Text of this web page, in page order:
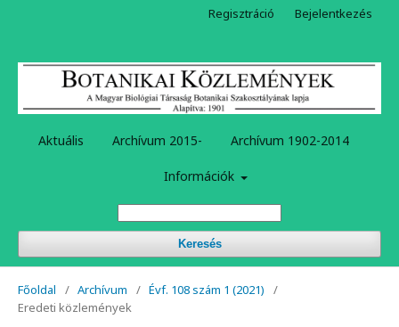
Aktuális Archívum 2015- Archívum 1902-2014
Információk
Keresés
Regisztráció Bejelentkezés
Főoldal / Archívum / Évf. 108 szám 1 (2021)
/
Eredeti közlemények